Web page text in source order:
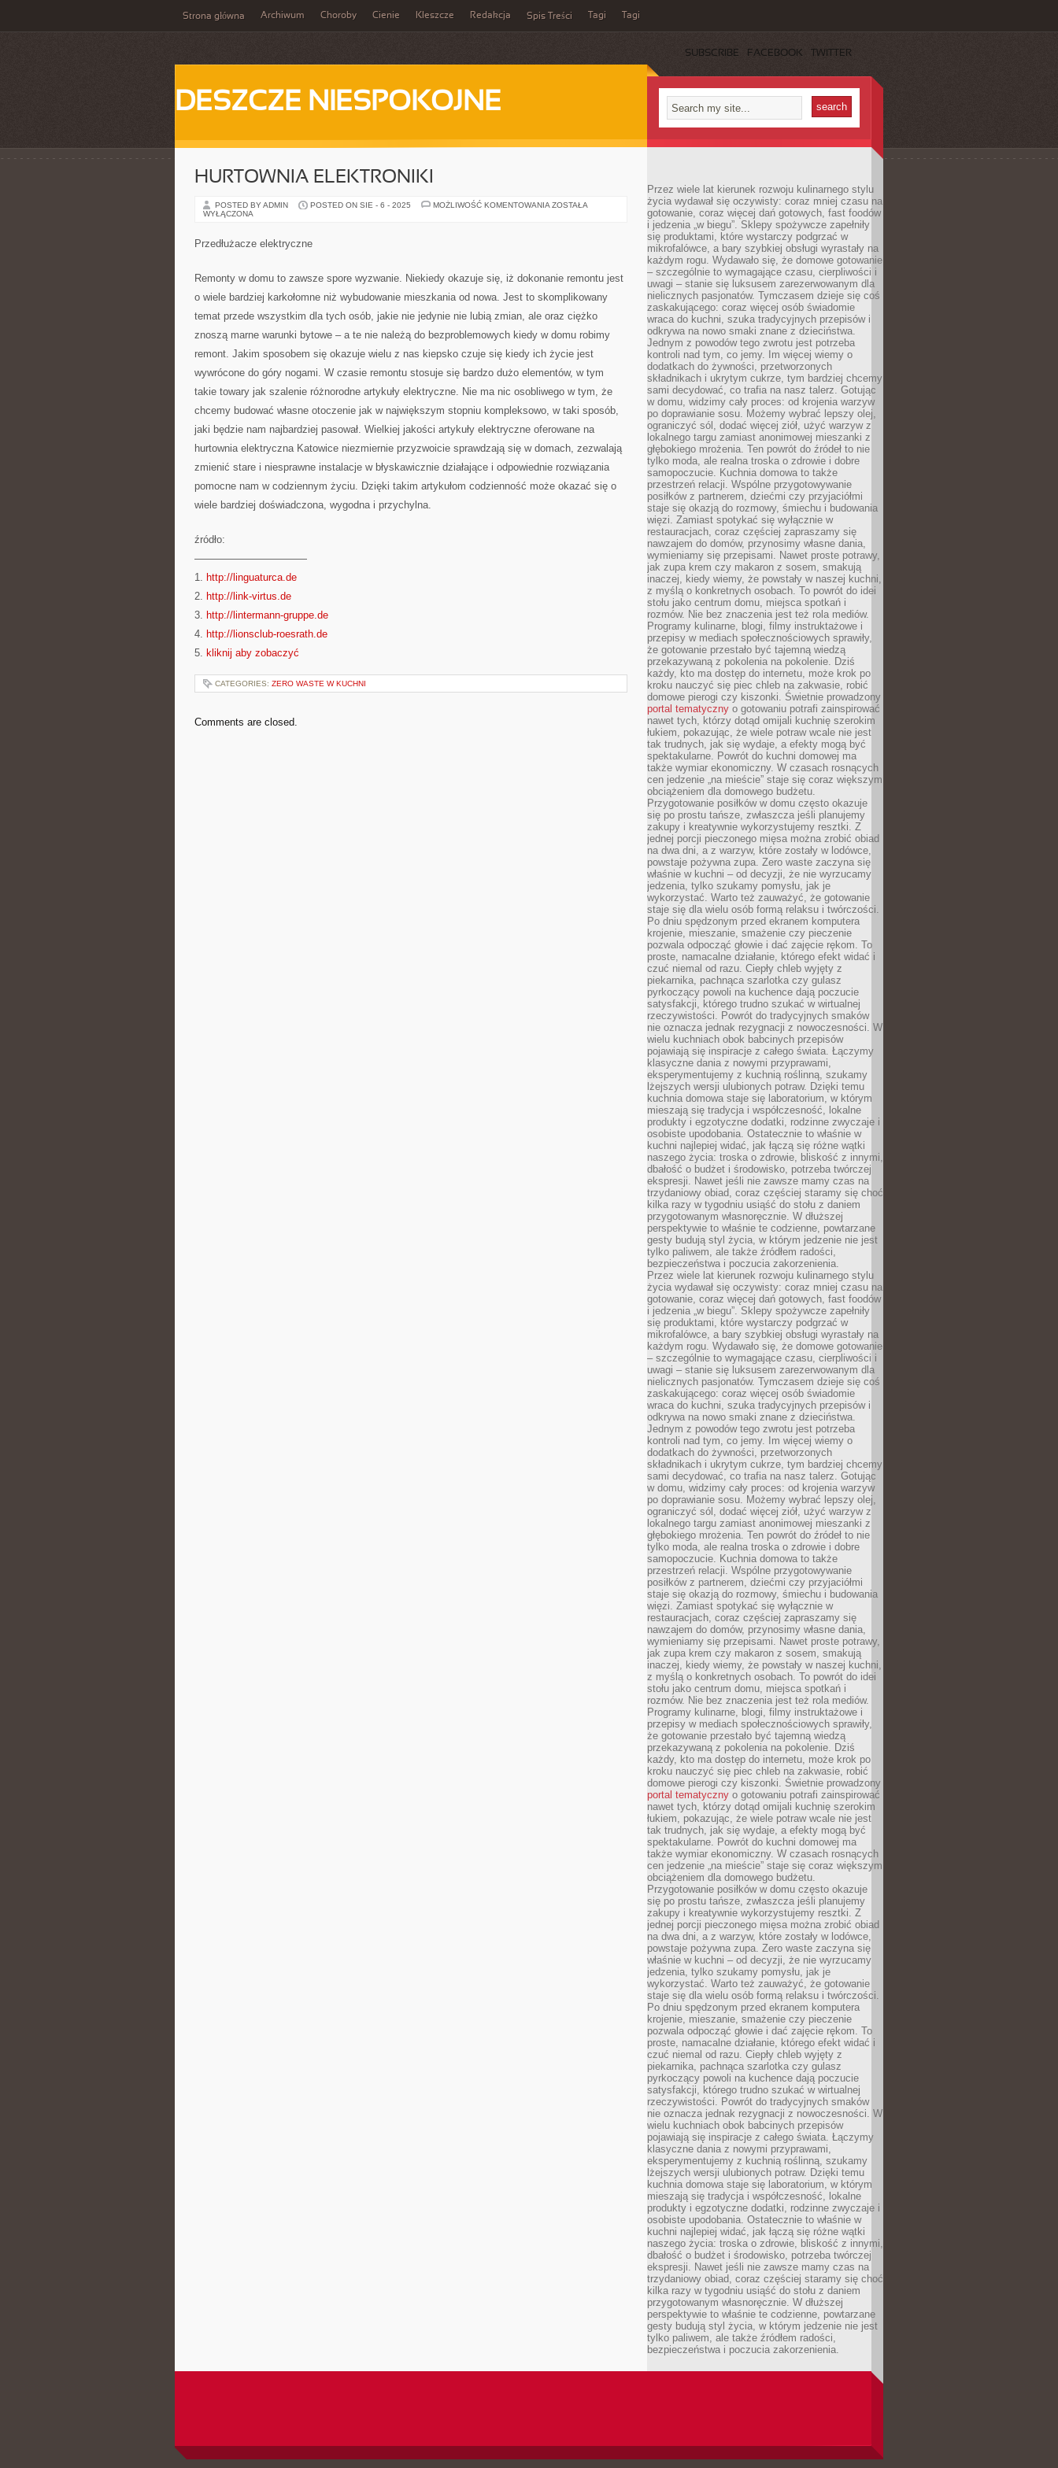
Strona główna Archiwum Choroby Cienie Kleszcze Redakcja Spis Treści Tagi Tagi
SUBSCRIBE FACEBOOK TWITTER
DESZCZE NIESPOKOJNE
HURTOWNIA ELEKTRONIKI
POSTED BY ADMIN POSTED ON SIE - 6 - 2025 MOŻLIWOŚĆ KOMENTOWANIA HURTOWNIA
ZOSTAŁA
WYŁĄCZONA
Przedłużacze elektryczne
Remonty w domu to zawsze spore wyzwanie. Niekiedy okazuje się, iż dokonanie remontu jest
o wiele bardziej karkołomne niż wybudowanie mieszkania od nowa. Jest to skomplikowany
temat przede wszystkim dla tych osób, jakie nie jedynie nie lubią zmian, ale oraz ciężko
znoszą marne warunki bytowe – a te nie należą do bezproblemowych kiedy w domu robimy
remont. Jakim sposobem się okazuje wielu z nas kiepsko czuje się kiedy ich życie jest
wywrócone do góry nogami. W czasie remontu stosuje się bardzo dużo elementów, w tym
takie towary jak szalenie różnorodne artykuły elektryczne. Nie ma nic osobliwego w tym, że
chcemy budować własne otoczenie jak w największym stopniu kompleksowo, w taki sposób,
jaki będzie nam najbardziej pasował. Wielkiej jakości artykuły elektryczne oferowane na
hurtownia elektryczna Katowice niezmiernie przyzwoicie sprawdzają się w domach, zezwalają
zmienić stare i niesprawne instalacje w błyskawicznie działające i odpowiednie rozwiązania
pomocne nam w codziennym życiu. Dzięki takim artykułom codzienność może okazać się o
wiele bardziej doświadczona, wygodna i przychylna.
źródło:
———————————
1. http://linguaturca.de
2. http://link-virtus.de
3. http://lintermann-gruppe.de
4. http://lionsclub-roesrath.de
5. kliknij aby zobaczyć
CATEGORIES: ZERO WASTE W KUCHNI
Comments are closed.
Przez wiele lat kierunek rozwoju kulinarnego stylu
życia wydawał się oczywisty: coraz mniej czasu na
gotowanie, coraz więcej dań gotowych, fast foodów
i jedzenia „w biegu”. Sklepy spożywcze zapełniły
się produktami, które wystarczy podgrzać w
mikrofalówce, a bary szybkiej obsługi wyrastały na
każdym rogu. Wydawało się, że domowe gotowanie
– szczególnie to wymagające czasu, cierpliwości i
uwagi – stanie się luksusem zarezerwowanym dla
nielicznych pasjonatów. Tymczasem dzieje się coś
zaskakującego: coraz więcej osób świadomie
wraca do kuchni, szuka tradycyjnych przepisów i
odkrywa na nowo smaki znane z dzieciństwa.
Jednym z powodów tego zwrotu jest potrzeba
kontroli nad tym, co jemy. Im więcej wiemy o
dodatkach do żywności, przetworzonych
składnikach i ukrytym cukrze, tym bardziej chcemy
sami decydować, co trafia na nasz talerz. Gotując
w domu, widzimy cały proces: od krojenia warzyw
po doprawianie sosu. Możemy wybrać lepszy olej,
ograniczyć sól, dodać więcej ziół, użyć warzyw z
lokalnego targu zamiast anonimowej mieszanki z
głębokiego mrożenia. Ten powrót do źródeł to nie
tylko moda, ale realna troska o zdrowie i dobre
samopoczucie. Kuchnia domowa to także
przestrzeń relacji. Wspólne przygotowywanie
posiłków z partnerem, dziećmi czy przyjaciółmi
staje się okazją do rozmowy, śmiechu i budowania
więzi. Zamiast spotykać się wyłącznie w
restauracjach, coraz częściej zapraszamy się
nawzajem do domów, przynosimy własne dania,
wymieniamy się przepisami. Nawet proste potrawy,
jak zupa krem czy makaron z sosem, smakują
inaczej, kiedy wiemy, że powstały w naszej kuchni,
z myślą o konkretnych osobach. To powrót do idei
stołu jako centrum domu, miejsca spotkań i
rozmów. Nie bez znaczenia jest też rola mediów.
Programy kulinarne, blogi, filmy instruktażowe i
przepisy w mediach społecznościowych sprawiły,
że gotowanie przestało być tajemną wiedzą
przekazywaną z pokolenia na pokolenie. Dziś
każdy, kto ma dostęp do internetu, może krok po
kroku nauczyć się piec chleb na zakwasie, robić
domowe pierogi czy kiszonki. Świetnie prowadzony
portal tematyczny o gotowaniu potrafi zainspirować
nawet tych, którzy dotąd omijali kuchnię szerokim
łukiem, pokazując, że wiele potraw wcale nie jest
tak trudnych, jak się wydaje, a efekty mogą być
spektakularne. Powrót do kuchni domowej ma
także wymiar ekonomiczny. W czasach rosnących
cen jedzenie „na mieście” staje się coraz większym
obciążeniem dla domowego budżetu.
Przygotowanie posiłków w domu często okazuje
się po prostu tańsze, zwłaszcza jeśli planujemy
zakupy i kreatywnie wykorzystujemy resztki. Z
jednej porcji pieczonego mięsa można zrobić obiad
na dwa dni, a z warzyw, które zostały w lodówce,
powstaje pożywna zupa. Zero waste zaczyna się
właśnie w kuchni – od decyzji, że nie wyrzucamy
jedzenia, tylko szukamy pomysłu, jak je
wykorzystać. Warto też zauważyć, że gotowanie
staje się dla wielu osób formą relaksu i twórczości.
Po dniu spędzonym przed ekranem komputera
krojenie, mieszanie, smażenie czy pieczenie
pozwala odpocząć głowie i dać zajęcie rękom. To
proste, namacalne działanie, którego efekt widać i
czuć niemal od razu. Ciepły chleb wyjęty z
piekarnika, pachnąca szarlotka czy gulasz
pyrkoczący powoli na kuchence dają poczucie
satysfakcji, którego trudno szukać w wirtualnej
rzeczywistości. Powrót do tradycyjnych smaków
nie oznacza jednak rezygnacji z nowoczesności. W
wielu kuchniach obok babcinych przepisów
pojawiają się inspiracje z całego świata. Łączymy
klasyczne dania z nowymi przyprawami,
eksperymentujemy z kuchnią roślinną, szukamy
lżejszych wersji ulubionych potraw. Dzięki temu
kuchnia domowa staje się laboratorium, w którym
mieszają się tradycja i współczesność, lokalne
produkty i egzotyczne dodatki, rodzinne zwyczaje i
osobiste upodobania. Ostatecznie to właśnie w
kuchni najlepiej widać, jak łączą się różne wątki
naszego życia: troska o zdrowie, bliskość z innymi,
dbałość o budżet i środowisko, potrzeba twórczej
ekspresji. Nawet jeśli nie zawsze mamy czas na
trzydaniowy obiad, coraz częściej staramy się choć
kilka razy w tygodniu usiąść do stołu z daniem
przygotowanym własnoręcznie. W dłuższej
perspektywie to właśnie te codzienne, powtarzane
gesty budują styl życia, w którym jedzenie nie jest
tylko paliwem, ale także źródłem radości,
bezpieczeństwa i poczucia zakorzenienia.
Przez wiele lat kierunek rozwoju kulinarnego stylu
życia wydawał się oczywisty: coraz mniej czasu na
gotowanie, coraz więcej dań gotowych, fast foodów
i jedzenia „w biegu”. Sklepy spożywcze zapełniły
się produktami, które wystarczy podgrzać w
mikrofalówce, a bary szybkiej obsługi wyrastały na
każdym rogu. Wydawało się, że domowe gotowanie
– szczególnie to wymagające czasu, cierpliwości i
uwagi – stanie się luksusem zarezerwowanym dla
nielicznych pasjonatów. Tymczasem dzieje się coś
zaskakującego: coraz więcej osób świadomie
wraca do kuchni, szuka tradycyjnych przepisów i
odkrywa na nowo smaki znane z dzieciństwa.
Jednym z powodów tego zwrotu jest potrzeba
kontroli nad tym, co jemy. Im więcej wiemy o
dodatkach do żywności, przetworzonych
składnikach i ukrytym cukrze, tym bardziej chcemy
sami decydować, co trafia na nasz talerz. Gotując
w domu, widzimy cały proces: od krojenia warzyw
po doprawianie sosu. Możemy wybrać lepszy olej,
ograniczyć sól, dodać więcej ziół, użyć warzyw z
lokalnego targu zamiast anonimowej mieszanki z
głębokiego mrożenia. Ten powrót do źródeł to nie
tylko moda, ale realna troska o zdrowie i dobre
samopoczucie. Kuchnia domowa to także
przestrzeń relacji. Wspólne przygotowywanie
posiłków z partnerem, dziećmi czy przyjaciółmi
staje się okazją do rozmowy, śmiechu i budowania
więzi. Zamiast spotykać się wyłącznie w
restauracjach, coraz częściej zapraszamy się
nawzajem do domów, przynosimy własne dania,
wymieniamy się przepisami. Nawet proste potrawy,
jak zupa krem czy makaron z sosem, smakują
inaczej, kiedy wiemy, że powstały w naszej kuchni,
z myślą o konkretnych osobach. To powrót do idei
stołu jako centrum domu, miejsca spotkań i
rozmów. Nie bez znaczenia jest też rola mediów.
Programy kulinarne, blogi, filmy instruktażowe i
przepisy w mediach społecznościowych sprawiły,
że gotowanie przestało być tajemną wiedzą
przekazywaną z pokolenia na pokolenie. Dziś
każdy, kto ma dostęp do internetu, może krok po
kroku nauczyć się piec chleb na zakwasie, robić
domowe pierogi czy kiszonki. Świetnie prowadzony
portal tematyczny o gotowaniu potrafi zainspirować
nawet tych, którzy dotąd omijali kuchnię szerokim
łukiem, pokazując, że wiele potraw wcale nie jest
tak trudnych, jak się wydaje, a efekty mogą być
spektakularne. Powrót do kuchni domowej ma
także wymiar ekonomiczny. W czasach rosnących
cen jedzenie „na mieście” staje się coraz większym
obciążeniem dla domowego budżetu.
Przygotowanie posiłków w domu często okazuje
się po prostu tańsze, zwłaszcza jeśli planujemy
zakupy i kreatywnie wykorzystujemy resztki. Z
jednej porcji pieczonego mięsa można zrobić obiad
na dwa dni, a z warzyw, które zostały w lodówce,
powstaje pożywna zupa. Zero waste zaczyna się
właśnie w kuchni – od decyzji, że nie wyrzucamy
jedzenia, tylko szukamy pomysłu, jak je
wykorzystać. Warto też zauważyć, że gotowanie
staje się dla wielu osób formą relaksu i twórczości.
Po dniu spędzonym przed ekranem komputera
krojenie, mieszanie, smażenie czy pieczenie
pozwala odpocząć głowie i dać zajęcie rękom. To
proste, namacalne działanie, którego efekt widać i
czuć niemal od razu. Ciepły chleb wyjęty z
piekarnika, pachnąca szarlotka czy gulasz
pyrkoczący powoli na kuchence dają poczucie
satysfakcji, którego trudno szukać w wirtualnej
rzeczywistości. Powrót do tradycyjnych smaków
nie oznacza jednak rezygnacji z nowoczesności. W
wielu kuchniach obok babcinych przepisów
pojawiają się inspiracje z całego świata. Łączymy
klasyczne dania z nowymi przyprawami,
eksperymentujemy z kuchnią roślinną, szukamy
lżejszych wersji ulubionych potraw. Dzięki temu
kuchnia domowa staje się laboratorium, w którym
mieszają się tradycja i współczesność, lokalne
produkty i egzotyczne dodatki, rodzinne zwyczaje i
osobiste upodobania. Ostatecznie to właśnie w
kuchni najlepiej widać, jak łączą się różne wątki
naszego życia: troska o zdrowie, bliskość z innymi,
dbałość o budżet i środowisko, potrzeba twórczej
ekspresji. Nawet jeśli nie zawsze mamy czas na
trzydaniowy obiad, coraz częściej staramy się choć
kilka razy w tygodniu usiąść do stołu z daniem
przygotowanym własnoręcznie. W dłuższej
perspektywie to właśnie te codzienne, powtarzane
gesty budują styl życia, w którym jedzenie nie jest
tylko paliwem, ale także źródłem radości,
bezpieczeństwa i poczucia zakorzenienia.